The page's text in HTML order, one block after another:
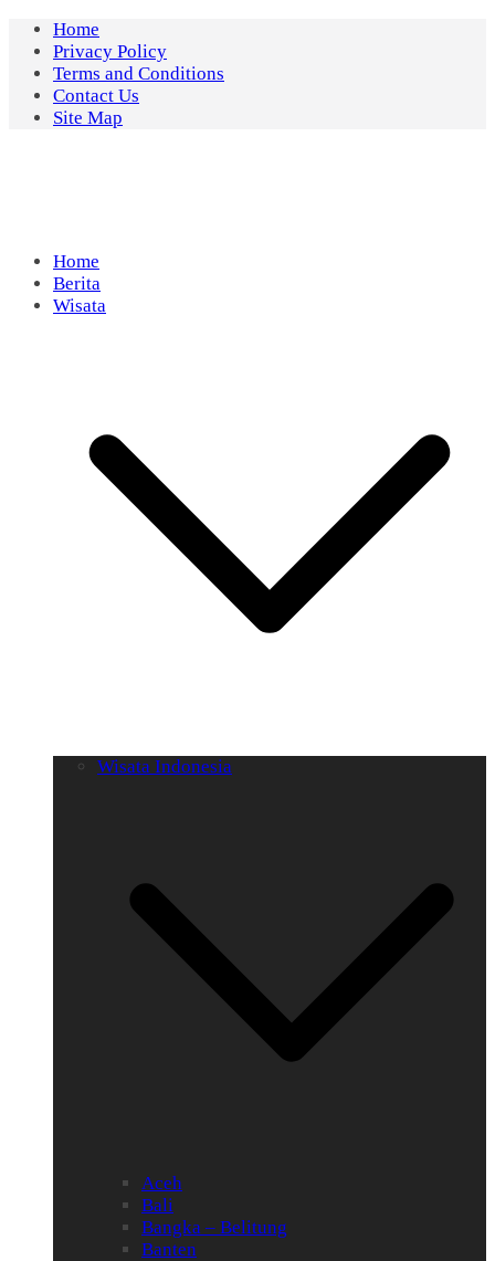
Skip
content
Home
Privacy Policy
Terms and Conditions
Contact Us
Site Map
Home
Berita
Wisata
Wisata Indonesia
Aceh
Bali
Bangka – Belitung
Banten